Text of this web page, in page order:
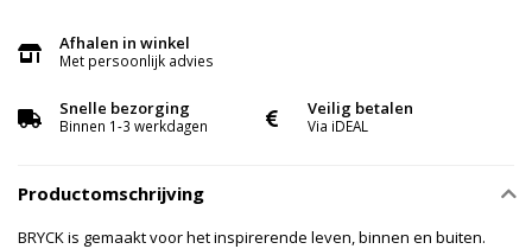
Afhalen in winkel
Met persoonlijk advies
Snelle bezorging
Binnen 1-3 werkdagen
Veilig betalen
Via iDEAL
Productomschrijving
BRYCK is gemaakt voor het inspirerende leven, binnen en buiten.